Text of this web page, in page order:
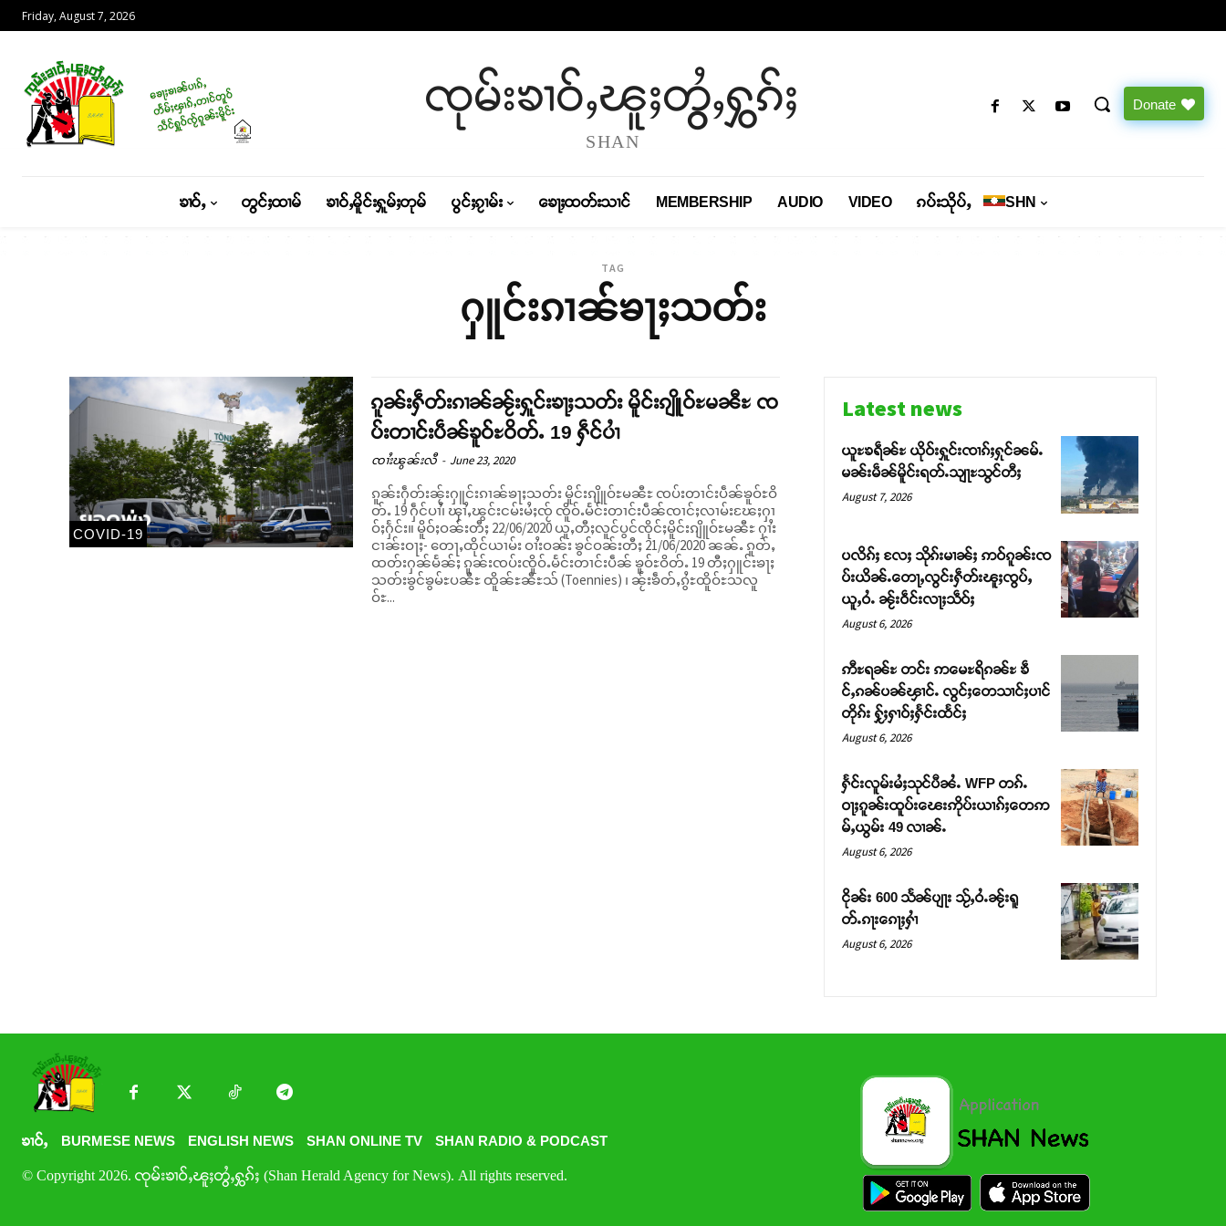
Friday, August 7, 2026
ၸုမ်းၶၢဝ်ႇၽူႈတွႆႇႁွၵ်ႈ
SHAN
Donate
ၶၢဝ်ႇ တွင်ႈထၢမ် ၶၢဝ်ႇမိူင်းႁူမ်ႈတုမ် ပွင်ႈၵႂၢမ်း ၶေႃႈထတ်းသၢင် MEMBERSHIP AUDIO VIDEO ၵပ်းသိုပ်ႇ SHN
TAG
ႁူင်းၵၢၼ်ၶႃႈသတ်း
COVID-19
ၵူၼ်းႁဵတ်းၵၢၼ်ၼႂ်းႁူင်းၶႃႈသတ်း မိူင်းၵျိူဝ်ႊမၼီႊ ၸ
ပ်းတၢင်းပဵၼ်ၶူဝ်ႊဝိတ်ႉ 19 ႁဵင်ပၢႆ
ၸၢႆးၽွၼ်းလီ - June 23, 2020
ၵူၼ်းႁဵတ်းၼႂ်းႁူင်းၵၢၼ်ၶႃႈသတ်း မိူင်းၵျိူဝ်ႊမၼီႊ ၸပ်းတၢင်းပဵၼ်ၶူဝ်ႊဝိ
တ်ႉ 19 ႁဵင်ပၢႆ၊ ၾၢႆႇၽွင်းငမ်းမႆႈၸႂ် ၸိူဝ်ႉမႅင်းတၢင်းပဵၼ်ၸၢင်ႈလၢမ်းၽႄႈႁၢ
ဝ်ႈႁႅင်း။ မိူဝ်ႈဝၼ်းတီႈ 22/06/2020 ယူႇတီႈလူင်ပွင်ၸိုင်ႈမိူင်းၵျိူဝ်ႊမၼီႊ ႁၢႆး
ငၢၼ်းဝႃႈ- တေႃႇထိုင်ယၢမ်း ဝၢႆးဝၼ်း ၶွင်ဝၼ်းတီႈ 21/06/2020 ၼၼ်ႉ ၵူတ်ႇ
ထတ်းႁၼ်မႅၼ်ႈ ၵူၼ်းၸပ်းၸိူဝ်ႉမႅင်းတၢင်းပဵၼ် ၶူဝ်ႊဝိတ်ႉ 19 တီႈႁူင်းၶႃႈ
သတ်းၶွင်ၶွမ်ႊပၼီႊ ထိူၼ်ႊၼီႊသ် (Toennies) ၊ ၼႂ်းၶဵတ်ႇၵွႆႊထိူဝ်ႊသလူ
ဝ်ႊ...
Latest news
ယူႊၶရဵၼ်ႊ ယိုဝ်းႁူင်းၸၢၵ်ႈႁုင်ၼမ်ႉ
မၼ်းမဵၼ်မိူင်းရတ်ႉသျႃႊသွင်တီႈ
August 7, 2026
ပလိၵ်ႈ လႄႈ သိုၵ်းမၢၼ်ႈ ဢဝ်ၵူၼ်းၸ
ပ်းယိၼ်ႉတေႃႇလွင်းႁဵတ်းၽူႈၸွပ်ႇ
ယူႇဝႆႉ ၼႂ်းဝဵင်းလႃႈသဵဝ်ႈ
August 6, 2026
ဢီႊရၼ်ႊ တင်း ဢမေႊရိၵၼ်ႊ ၶဵ
င်ႇၵၼ်ပၼ်ၾၢင်ႉ လွင်ႈတေသၢင်ႈပၢင်
တိုၵ်း ႁႂ်ႈႁၢဝ်ႈႁႅင်းထႅင်ႈ
August 6, 2026
ႁႅင်းလူမ်းမႆႈသုင်ပီၼႆႉ WFP တၵ်ႉ
ဝႃႈၵူၼ်းထူပ်းၽေးဢိုပ်းယၢၵ်ႈတေဢ
မ်ႇယွမ်း 49 လၢၼ်ႉ
August 6, 2026
ငိုၼ်း 600 သႅၼ်ပျႃး သႂ်ႇဝႆႉၼႂ်းရူ
တ်ႉၵႃးၵေႃႈႁၢႆ
August 6, 2026
ၶၢဝ်ႇ BURMESE NEWS ENGLISH NEWS SHAN ONLINE TV SHAN RADIO & PODCAST
© Copyright 2026. ၸုမ်းၶၢဝ်ႇၽူႈတွႆႇႁွၵ်ႈ (Shan Herald Agency for News). All rights reserved.